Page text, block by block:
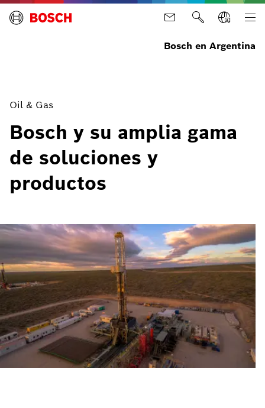
Bosch en Argentina
Oil & Gas
Bosch y su amplia gama
de soluciones y
productos